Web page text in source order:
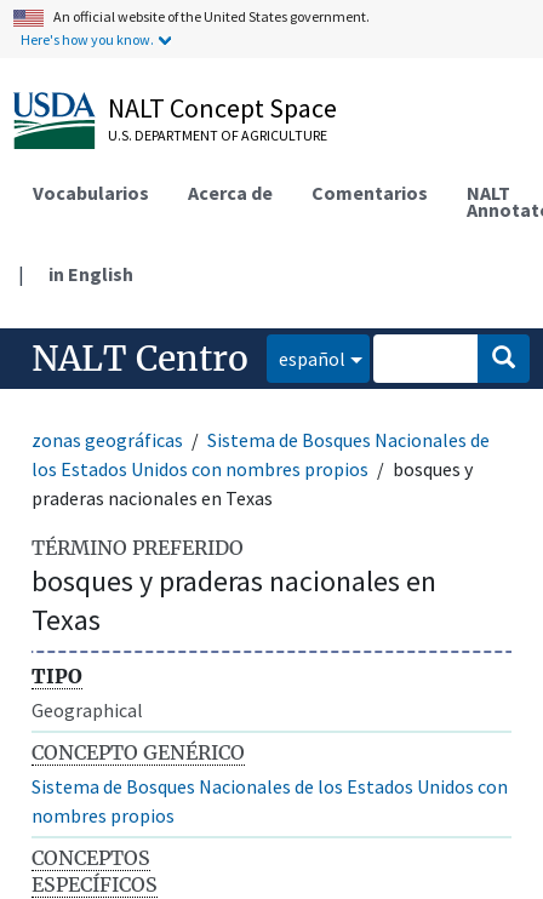
An official website of the United States government.
Here's how you know.
NALT Concept Space
U.S. DEPARTMENT OF AGRICULTURE
Vocabularios Acerca de Comentarios NALT
| in English
NALT Centro español
zonas geográficas
Sistema de Bosques Nacionales de
los Estados Unidos con nombres propios
bosques y
praderas nacionales en Texas
TÉRMINO PREFERIDO
bosques y praderas nacionales en
Texas
TIPO
Geographical
CONCEPTO GENÉRICO
Sistema de Bosques Nacionales de los Estados Unidos con
nombres propios
CONCEPTOS
ESPECÍFICOS